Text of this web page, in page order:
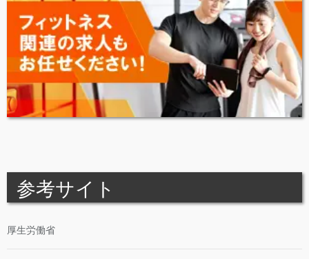
参考サイト
厚生労働省